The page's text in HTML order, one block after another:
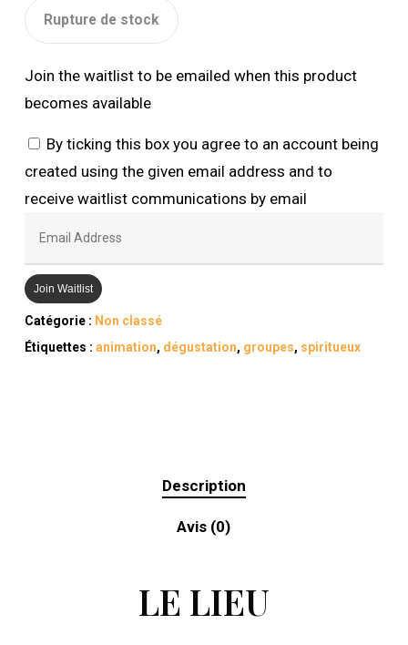
Rupture de stock
Join the waitlist to be emailed when this product
becomes available
By ticking this box you agree to an account being
created using the given email address and to
receive waitlist communications by email
email
address
Join Waitlist
Catégorie : Non classé
Étiquettes : animation, dégustation, groupes, spiritueux
Description
Avis (0)
LE LIEU